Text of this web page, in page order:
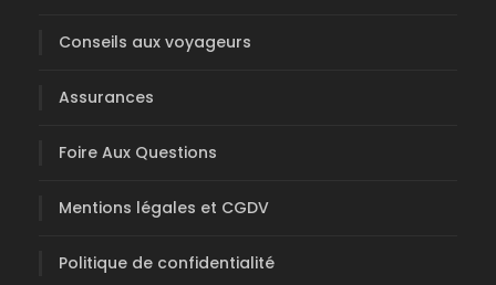
Conseils aux voyageurs
Assurances
Foire Aux Questions
Mentions légales et CGDV
Politique de confidentialité